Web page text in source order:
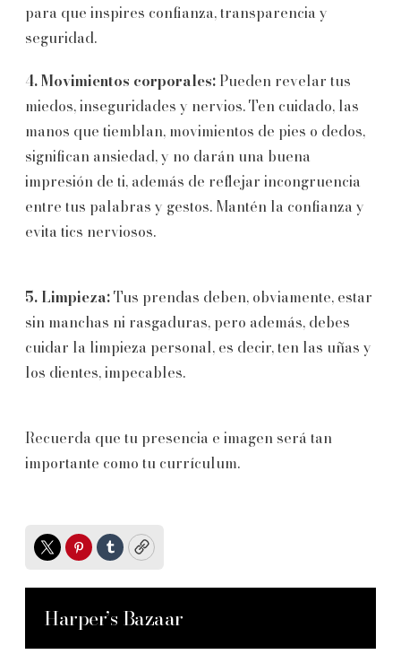
para que inspires confianza, transparencia y
seguridad.
4. Movimientos corporales: Pueden revelar tus
miedos, inseguridades y nervios. Ten cuidado, las
manos que tiemblan, movimientos de pies o dedos,
significan ansiedad, y no darán una buena
impresión de ti, además de reflejar incongruencia
entre tus palabras y gestos. Mantén la confianza y
evita tics nerviosos.
5. Limpieza:Tus prendas deben, obviamente, estar
sin manchas ni rasgaduras, pero además, debes
cuidar la limpieza personal, es decir, ten las uñas y
los dientes, impecables.
Recuerda que tu presencia e imagen será tan
importante como tu currículum.
TwitterPinterest
TumblrCopy
Harper’s Bazaar